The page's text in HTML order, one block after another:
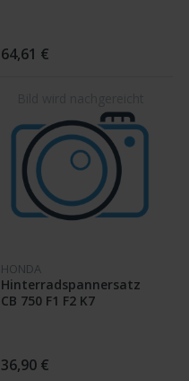
64,61 €
HONDA
Hinterradspannersatz
CB 750 F1 F2 K7
36,90 €